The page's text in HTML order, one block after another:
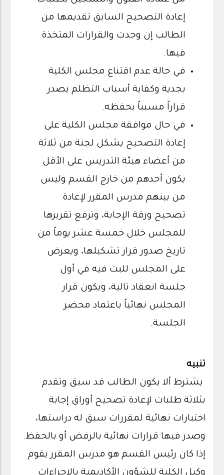
إعادة التصحيح السابق تقديمها من
الطالب إن وجدت والقرارات المتخذة
فيها.
في حالة عدم اقتناع مجلس الكلية
بجدية وكفاية أسباب التظلم يصدر
قراراً مسبباً بحفظه.
في حال موافقة مجلس الكلية على
إعادة التصحيح يشكل لجنة من ثلاثة
من أعضاء هيئة التدريس على الأقل
يكون أحدهم من خارج القسم وليس
من بينهم مدرس المقرر لإعادة
تصحيح ورقة الإجابة، وترفع تقريرها
للمجلس خلال خمسة عشر يوماً من
تاريخ صدور قرار تشكيلها، ويعرض
على المجلس للبت فيه في أول
جلسة انعقاد تالية، ويكون قرار
المجلس نهائياً باعتماد محضر
الجلسة.
تنبيه
يشترط ألا يكون الطالب قد سبق وتقدم
بثلاثة طلبات لإعادة تصحيح أوراق إجابة
اختبارات نهائية لمقررات سبق له دراستها،
وصدر فيها قرارات نهائية بالرفض أو بالحفظ.
إذا كان رئيس القسم هو مدرس المقرر يقوم
وكيل الكلية للشؤون الأكاديمية بالإجراءات